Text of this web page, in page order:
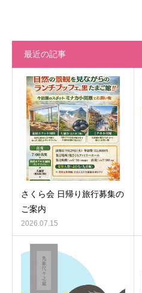
最近の記事
さくら会 日帰り旅行募集の
ご案内
2026.07.15